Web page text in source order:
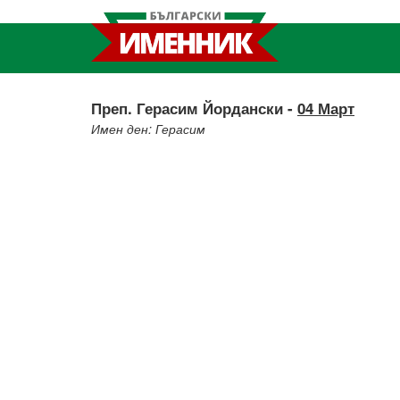
Преп. Герасим Йордански - 04 Март
Имен ден: Герасим